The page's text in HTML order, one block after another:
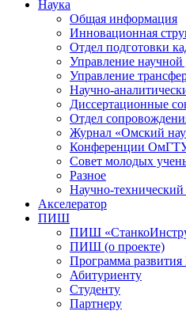
Наука
Общая информация
Инновационная
Отдел подготовки
Управление научной
Управление
Научно-
Диссертационные
Отдел
Журнал «Омский
Конференции
Совет молодых
Разное
Научно-технический
Акселератор
ПИШ
ПИШ
ПИШ (о проекте)
Программа
Абитуриенту
Студенту
Партнеру